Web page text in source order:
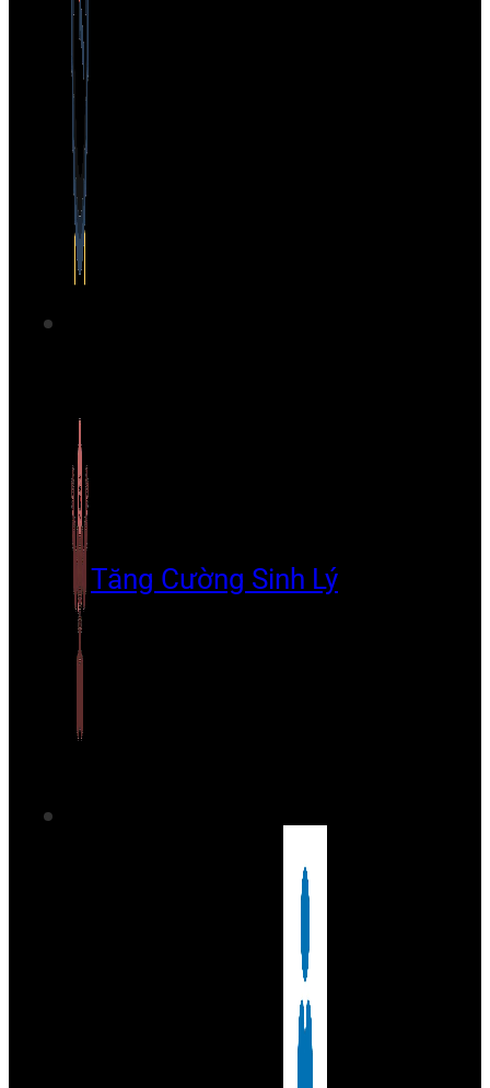
Tăng Cường Sinh Lý